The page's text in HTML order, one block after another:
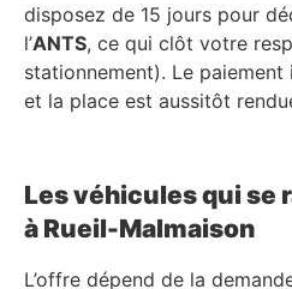
disposez de 15 jours pour
l’ANTS, ce qui clôt votre
stationnement). Le
et la place est aussitôt
Les véhicules qui se
à Rueil-Malmaison
L’offre dépend de la